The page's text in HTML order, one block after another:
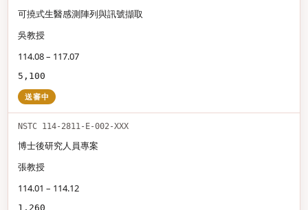
可撓式生醫感測陣列與訊號擷取
吳教授
114.08 – 117.07
5,100
送審中
NSTC 114-2811-E-002-XXX
博士後研究人員專案
張教授
114.01 – 114.12
1,260